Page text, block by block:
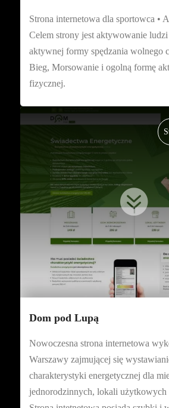
Strona internetowa dla sportowca •
Celem strony jest aktywowanie
aktywnej formy spędzania wolnego
Bieg, Morsowanie i ogolną formę
fizycznej.

Dom pod Lupą
Nowoczesna strona internetowa
Warszawy zajmującej się
charakterystyki energetycznej dla
jednorodzinnych, lokali użytkowych